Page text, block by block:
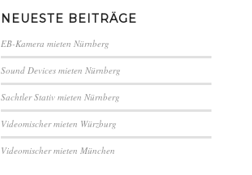
NEUESTE BEITRÄGE
EB-Kamera mieten Nürnberg
Sound Devices mieten Nürnberg
Sachtler Stativ mieten Nürnberg
Videomischer mieten Würzburg
Videomischer mieten München